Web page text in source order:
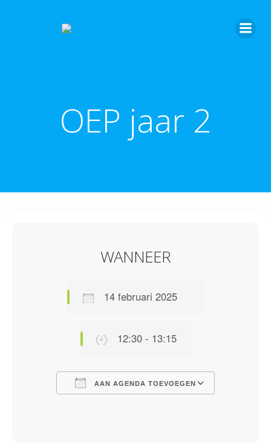
OEP jaar 2
WANNEER
14 februari 2025
12:30 - 13:15
AAN AGENDA TOEVOEGEN